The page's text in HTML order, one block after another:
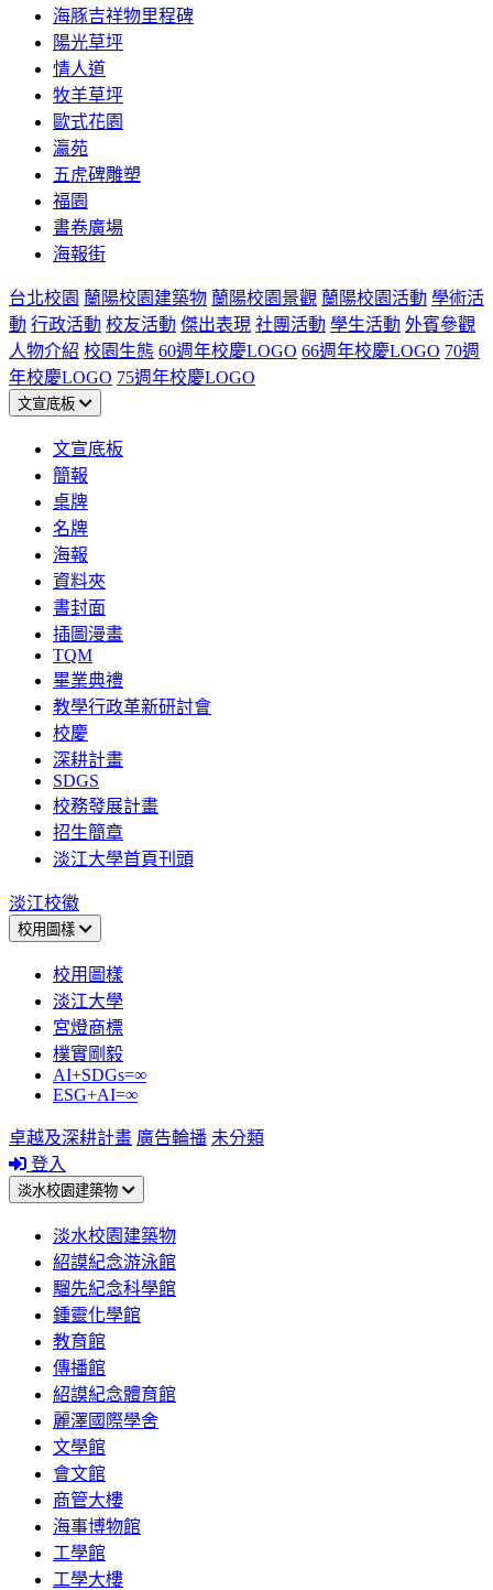
海豚吉祥物里程碑
陽光草坪
情人道
牧羊草坪
歐式花園
瀛苑
五虎碑雕塑
福園
書卷廣場
海報街
台北校園 蘭陽校園建築物 蘭陽校園景觀 蘭陽校園活動 學術活
動 行政活動 校友活動 傑出表現 社團活動 學生活動 外賓參觀
人物介紹 校園生態 60週年校慶LOGO 66週年校慶LOGO 70週
年校慶LOGO 75週年校慶LOGO
文宣底板
文宣底板
簡報
桌牌
名牌
海報
資料夾
書封面
插圖漫畫
TQM
畢業典禮
教學行政革新研討會
校慶
深耕計畫
SDGS
校務發展計畫
招生簡章
淡江大學首頁刊頭
淡江校徽
校用圖樣
校用圖樣
淡江大學
宮燈商標
樸實剛毅
AI+SDGs=∞
ESG+AI=∞
卓越及深耕計畫 廣告輪播 未分類
登入
淡水校園建築物
淡水校園建築物
紹謨紀念游泳館
騮先紀念科學館
鍾靈化學館
教育館
傳播館
紹謨紀念體育館
麗澤國際學舍
文學館
會文館
商管大樓
海事博物館
工學館
工學大樓